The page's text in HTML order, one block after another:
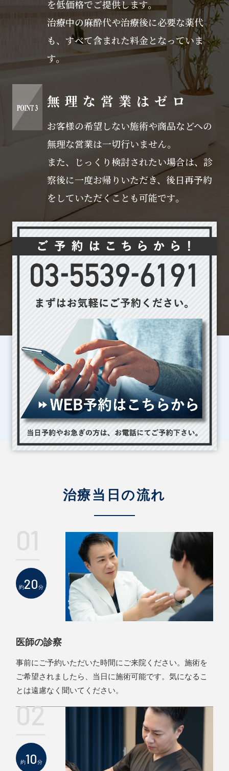
を低価格でご提供します。
治療中の麻酔代や治療後に必要な薬代
も、すべて含まれた料金となっていま
す。
無理な営業はゼロ
お客様の希望しない施術や商品などへの
無理な営業は一切行いません。
また、じっくり検討されたい場合は、診
察後に一度お帰りいただき、後日再予約
をしていただくことも可能です。
治療当日の流れ
約20分
医師の診察
事前にご予約いただいた時間にご来院ください。施術を
ご希望されましたら、当日に施術可能です。気になるこ
とは遠慮なく聞いてください。
02
約10分